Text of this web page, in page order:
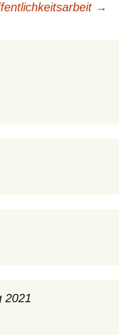
→
2021